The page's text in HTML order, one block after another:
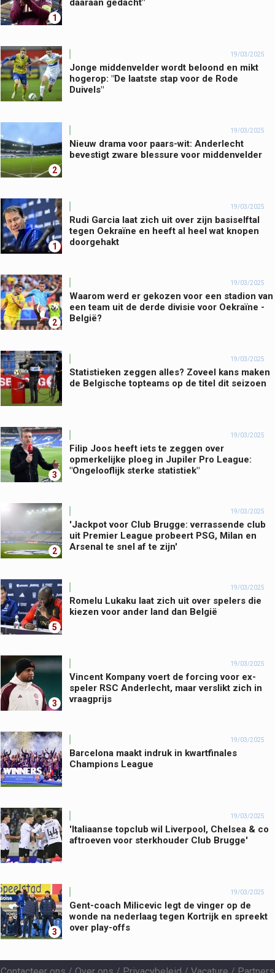
1
daaraan gedacht"
19/03/2025
Jonge middenvelder wordt beloond en mikt
hogerop: "De laatste stap voor de Rode
Duivels"
2
19/03/2025
Nieuw drama voor paars-wit: Anderlecht
bevestigt zware blessure voor middenvelder
1
19/03/2025
Rudi Garcia laat zich uit over zijn basiselftal
tegen Oekraïne en heeft al heel wat knopen
doorgehakt
2
19/03/2025
Waarom werd er gekozen voor een stadion van
een team uit de derde divisie voor Oekraïne -
België?
19/03/2025
Statistieken zeggen alles? Zoveel kans maken
de Belgische topteams op de titel dit seizoen
3
19/03/2025
Filip Joos heeft iets te zeggen over
opmerkelijke ploeg in Jupiler Pro League:
"Ongelooflijk sterke statistiek"
2
19/03/2025
'Jackpot voor Club Brugge: verrassende club
uit Premier League probeert PSG, Milan en
Arsenal te snel af te zijn'
5
19/03/2025
Romelu Lukaku laat zich uit over spelers die
kiezen voor ander land dan België
3
19/03/2025
Vincent Kompany voert de forcing voor ex-
speler RSC Anderlecht, maar verslikt zich in
vraagprijs
19/03/2025
Barcelona maakt indruk in kwartfinales
Champions League
19/03/2025
'Italiaanse topclub wil Liverpool, Chelsea & co
aftroeven voor sterkhouder Club Brugge'
3
19/03/2025
Gent-coach Milicevic legt de vinger op de
wonde na nederlaag tegen Kortrijk en spreekt
over play-offs